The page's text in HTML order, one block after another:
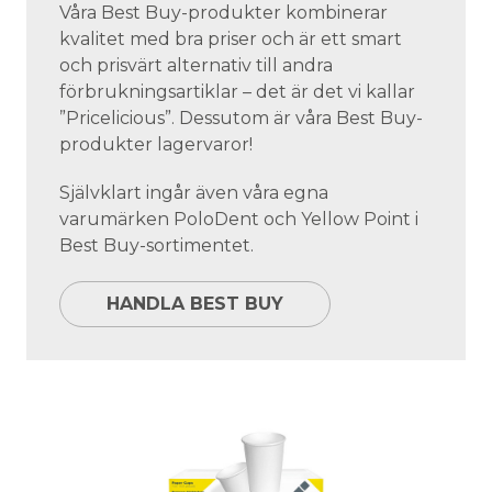
Våra Best Buy-produkter kombinerar
kvalitet med bra priser och är ett smart
och prisvärt alternativ till andra
förbrukningsartiklar – det är det vi kallar
”Pricelicious”. Dessutom är våra Best Buy-
produkter lagervaror!
Självklart ingår även våra egna
varumärken PoloDent och Yellow Point i
Best Buy-sortimentet.
HANDLA BEST BUY